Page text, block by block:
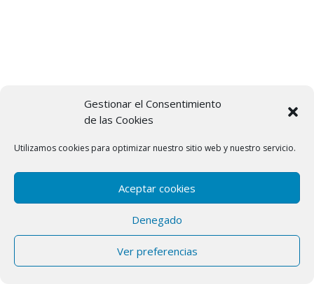
Gestionar el Consentimiento
de las Cookies
Utilizamos cookies para optimizar nuestro sitio web y nuestro servicio.
Aceptar cookies
Denegado
Ver preferencias